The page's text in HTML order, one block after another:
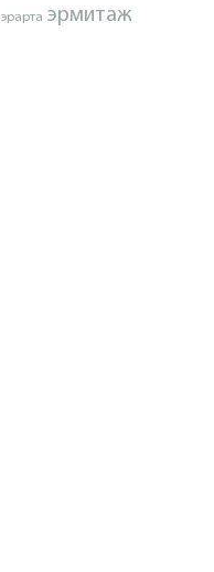
эрарта эрмитаж